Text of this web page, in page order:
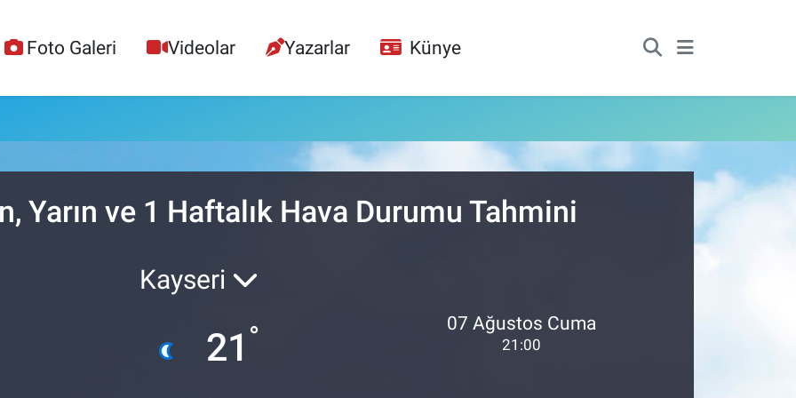
Foto Galeri Videolar Yazarlar Künye
Yarın ve 1 Haftalık Hava Durumu Tahmini
Kayseri
21 ° 07 Ağustos Cuma
21:00